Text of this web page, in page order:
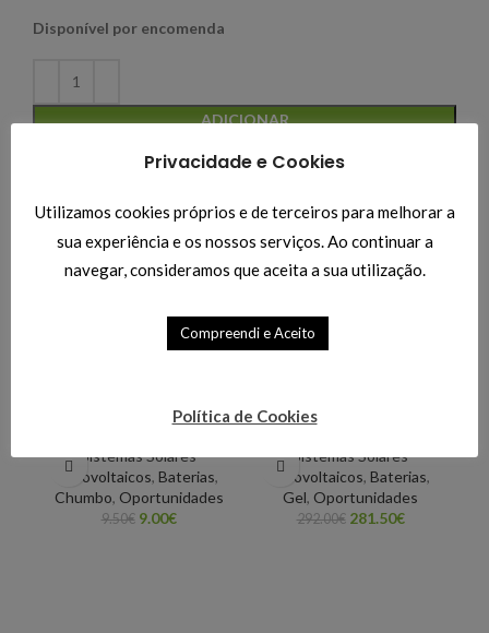
Disponível por encomenda
ADICIONAR
Adicionar à Lista de Desejos
Solares Fotovoltaicos
Produtos Relacionados
Sistemas Solares
Fotovoltaicos, Baterias,
Chumbo, Oportunidades
9.50€ 9.00€
Sistemas Solares
Fotovoltaicos, Baterias,
Gel, Oportunidades
292.00€ 281.50€
Privacidade e Cookies
Utilizamos cookies próprios e de terceiros para melhorar a
sua experiência e os nossos serviços. Ao continuar a
navegar, consideramos que aceita a sua utilização.
Compreendi e Aceito
Política de Cookies